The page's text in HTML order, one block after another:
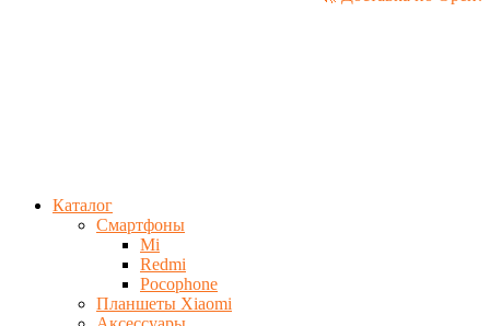
Каталог
Смартфоны
Mi
Redmi
Pocophone
Планшеты Xiaomi